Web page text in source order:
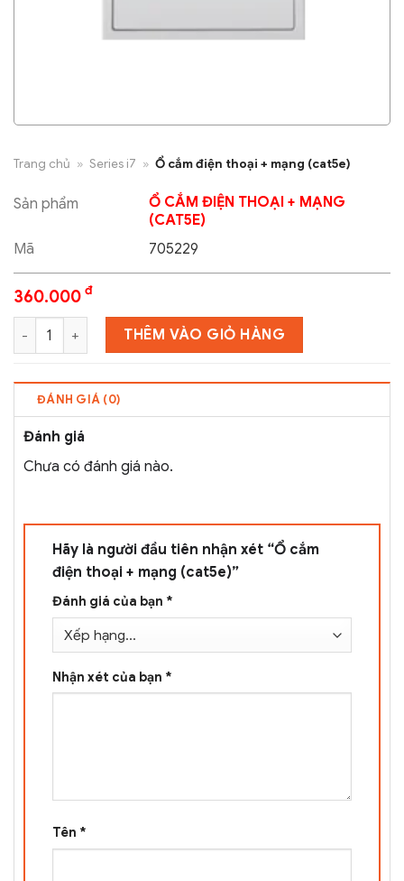
Trang chủ » Series i7 » Ổ cắm điện thoại + mạng (cat5e)
Sản phẩm
Ổ CẮM ĐIỆN THOẠI + MẠNG
(CAT5E)
Mã
705229
360.000 đ
Ổ cắm điện thoại + mạng (cat5e) số lượng
THÊM VÀO GIỎ HÀNG
ĐÁNH GIÁ (0)
Đánh giá
Chưa có đánh giá nào.
Hãy là người đầu tiên nhận xét “Ổ cắm
điện thoại + mạng (cat5e)”
Đánh giá của bạn *
Nhận xét của bạn *
Tên *